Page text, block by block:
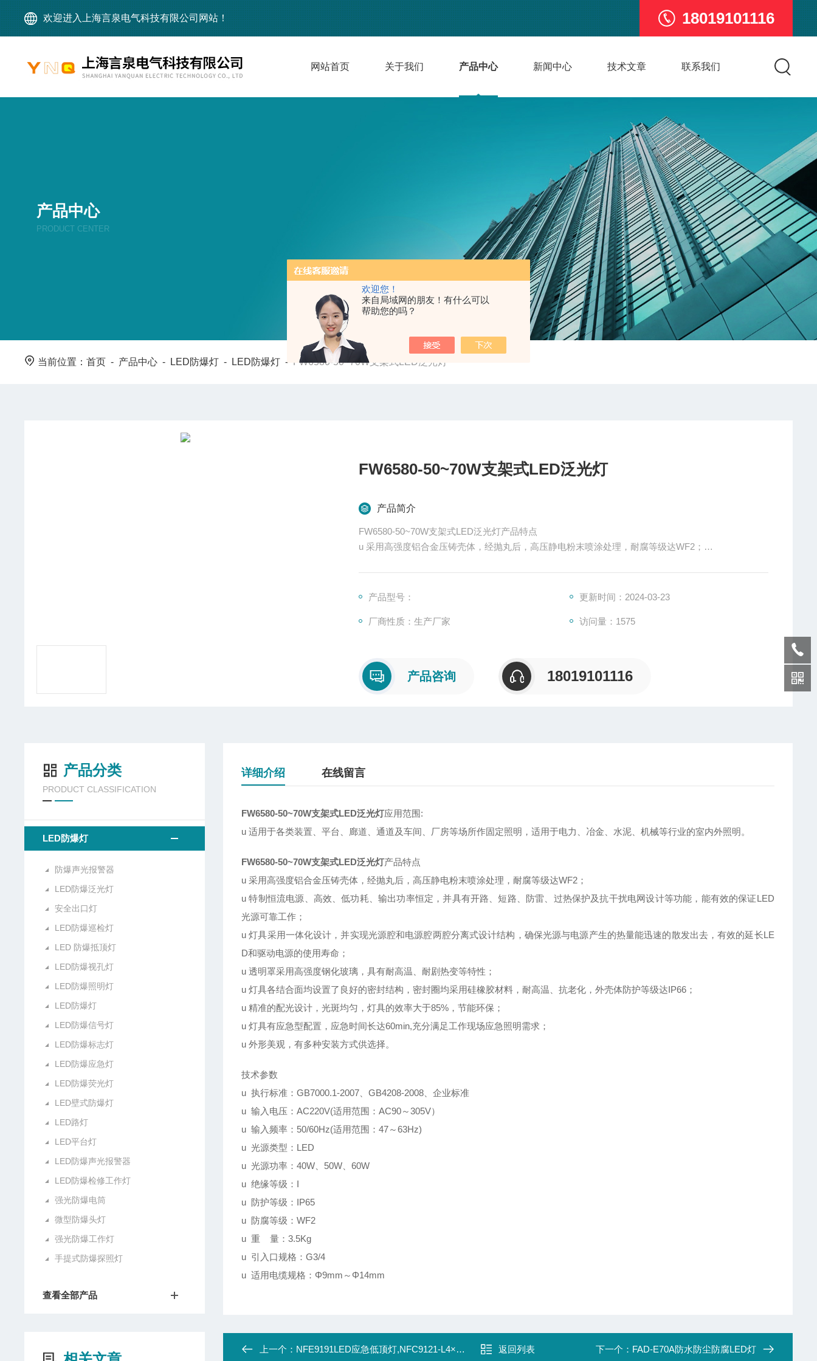
欢迎您！
来自局域网的朋友！有什么可以
帮助您的吗？
欢迎进入上海言泉电气科技有限公司网站！ 18019101116
网站首页 关于我们 产品中心 新闻中心 技术文章 联系我们
产品中心
PRODUCT CENTER
当前位置：首页 - 产品中心 - LED防爆灯 - LED防爆灯 - FW6580-50~70W支架式LED泛光灯
FW6580-50~70W支架式LED泛光灯
产品简介
FW6580-50~70W支架式LED泛光灯产品特点
u 采用高强度铝合金压铸壳体，经抛丸后，高压静电粉末喷涂处理，耐腐等级达WF2；
u 灯具采用一体化设计，并实现光源腔和电源腔两腔分离式设计结构，确保光源与电源产生的热量能迅
产品型号： 更新时间：2024-03-23
厂商性质：生产厂家 访问量：1575
产品咨询 18019101116
产品分类
PRODUCT CLASSIFICATION
LED防爆灯
防爆声光报警器
LED防爆泛光灯
安全出口灯
LED防爆巡检灯
LED 防爆抵顶灯
LED防爆视孔灯
LED防爆照明灯
LED防爆灯
LED防爆信号灯
LED防爆标志灯
LED防爆应急灯
LED防爆荧光灯
LED壁式防爆灯
LED路灯
LED平台灯
LED防爆声光报警器
LED防爆检修工作灯
强光防爆电筒
微型防爆头灯
强光防爆工作灯
手提式防爆探照灯
查看全部产品
详细介绍 在线留言
FW6580-50~70W支架式LED泛光灯应用范围:
u 适用于各类装置、平台、廊道、通道及车间、厂房等场所作固定照明，适用于电力、冶金、水泥、机械等行业的室内外照明。
FW6580-50~70W支架式LED泛光灯产品特点
u 采用高强度铝合金压铸壳体，经抛丸后，高压静电粉末喷涂处理，耐腐等级达WF2；
u 特制恒流电源、高效、低功耗、输出功率恒定，并具有开路、短路、防雷、过热保护及抗干扰电网设计等功能，能有效的保证LED
光源可靠工作；
u 灯具采用一体化设计，并实现光源腔和电源腔两腔分离式设计结构，确保光源与电源产生的热量能迅速的散发出去，有效的延长LE
D和驱动电源的使用寿命；
u 透明罩采用高强度钢化玻璃，具有耐高温、耐剧热变等特性；
u 灯具各结合面均设置了良好的密封结构，密封圈均采用硅橡胶材料，耐高温、抗老化，外壳体防护等级达IP66；
u 精准的配光设计，光斑均匀，灯具的效率大于85%，节能环保；
u 灯具有应急型配置，应急时间长达60min,充分满足工作现场应急照明需求；
u 外形美观，有多种安装方式供选择。
技术参数
u 执行标准：GB7000.1-2007、GB4208-2008、企业标准
u 输入电压：AC220V(适用范围：AC90～305V）
u 输入频率：50/60Hz(适用范围：47～63Hz)
u 光源类型：LED
u 光源功率：40W、50W、60W
u 绝缘等级：I
u 防护等级：IP65
u 防腐等级：WF2
u 重 量：3.5Kg
u 引入口规格：G3/4
u 适用电缆规格：Φ9mm～Φ14mm
上一个： NFE9191LED应急低顶灯,NFC9121-L4×3W 返回列表 下一个： FAD-E70A防水防尘防腐LED灯